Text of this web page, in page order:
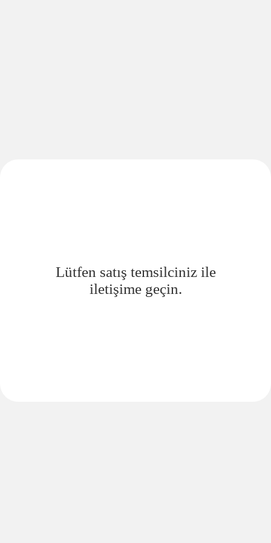
Lütfen satış temsilciniz ile
iletişime geçin.